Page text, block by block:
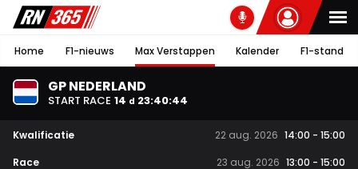
Home F1-nieuws Max Verstappen Kalender F1-stand
GP NEDERLAND
START RACE 14 d 23:40:44
Kwalificatie 22 aug. 2026 14:00 - 15:00
Race
23 aug. 2026 13:00 - 15:00